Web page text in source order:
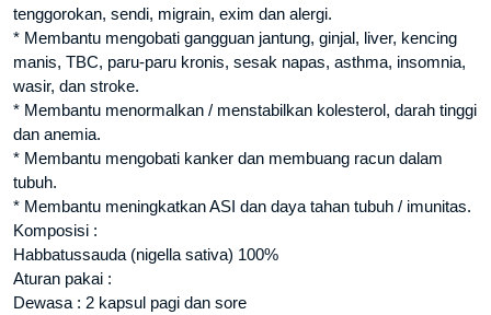
tenggorokan, sendi, migrain, exim dan alergi.
* Membantu mengobati gangguan jantung, ginjal, liver, kencing
manis, TBC, paru-paru kronis, sesak napas, asthma, insomnia,
wasir, dan stroke.
* Membantu menormalkan / menstabilkan kolesterol, darah tinggi
dan anemia.
* Membantu mengobati kanker dan membuang racun dalam
tubuh.
* Membantu meningkatkan ASI dan daya tahan tubuh / imunitas.
Komposisi :
Habbatussauda (nigella sativa) 100%
Aturan pakai :
Dewasa : 2 kapsul pagi dan sore